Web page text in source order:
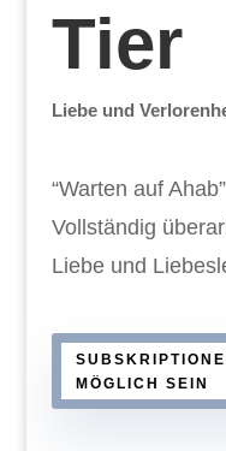
Tier
Liebe und
“Warten auf
Vollständig
Liebe und
MÖGLICH SEIN